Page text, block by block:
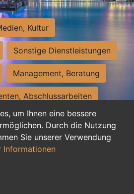
um Ihnen eine bessere
Durch die Nutzung
Sie unserer Verwendung
Informationen
Kultur
Sonstige Dienstleistungen
Management, Beratung
Abschlussarbeiten
Assistenz, Sekretariat
und Nebenjobs
duale Ausbildung